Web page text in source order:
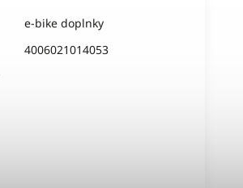
e-bike doplnky
4006021014053